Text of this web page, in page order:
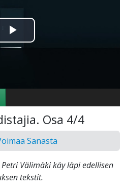
Toista
Osa 4/4
Sanasta
Välimäki käy läpi edellisen
tekstit.